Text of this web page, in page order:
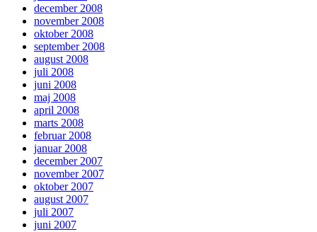
december 2008
november 2008
oktober 2008
september 2008
august 2008
juli 2008
juni 2008
maj 2008
april 2008
marts 2008
februar 2008
januar 2008
december 2007
november 2007
oktober 2007
august 2007
juli 2007
juni 2007